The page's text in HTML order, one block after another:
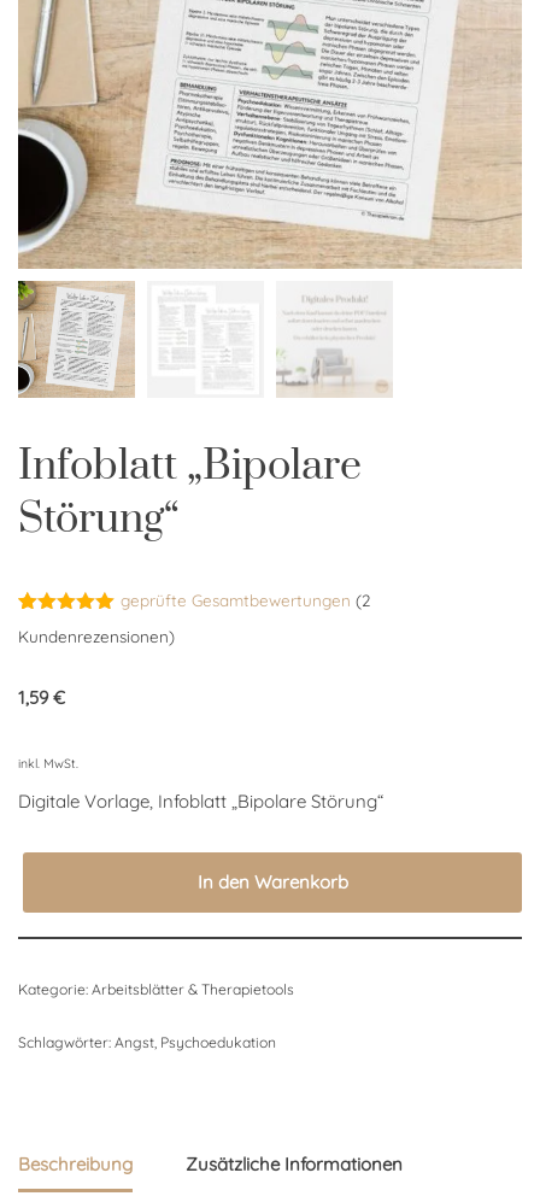
Infoblatt „Bipolare
Störung“
Bewertet
mit5.00
auf
2
geprüfte Gesamtbewertungen (2
Kundenrezensionen)
1,59€
inkl. MwSt.
Digitale Vorlage, Infoblatt „Bipolare Störung“
In den Warenkorb
Kategorie: Arbeitsblätter & Therapietools
Schlagwörter: Angst Psychoedukation
Beschreibung Zusätzliche Informationen